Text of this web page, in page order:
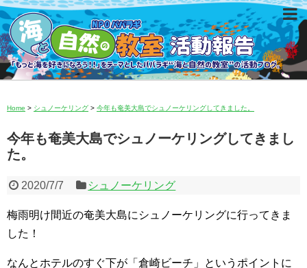
Home > シュノーケリング > 今年も奄美大島でシュノーケリングしてきました。
今年も奄美大島でシュノーケリングしてきまし
た。
2020/7/7 シュノーケリング
梅雨明け間近の奄美大島にシュノーケリングに行ってきま
した！
なんとホテルのすぐ下が「倉崎ビーチ」というポイントに